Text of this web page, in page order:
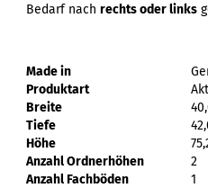
Bedarf nach rechts oder links
Made in
Produktart
Breite
Tiefe
Höhe
Anzahl Ordnerhöhen
2
Anzahl Fachböden
1